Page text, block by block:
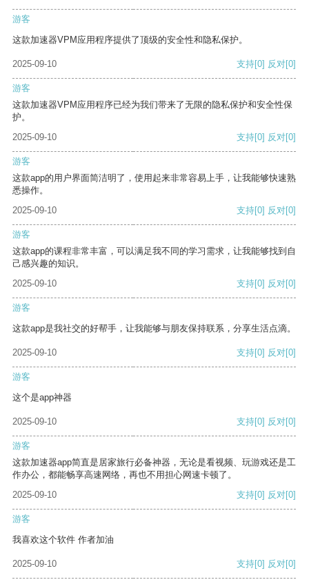
游客
这款加速器VPM应用程序提供了顶级的安全性和隐私保护。
2025-09-10 支持[0] 反对[0]
游客
这款加速器VPM应用程序已经为我们带来了无限的隐私保护和安全性保
护。
2025-09-10
支持[0] 反对[0]
游客
这款app的用户界面简洁明了，使用起来非常容易上手，让我能够快速熟
悉操作。
2025-09-10
支持[0] 反对[0]
游客
这款app的课程非常丰富，可以满足我不同的学习需求，让我能够找到自
己感兴趣的知识。
2025-09-10
支持[0] 反对[0]
游客
这款app是我社交的好帮手，让我能够与朋友保持联系，分享生活点滴。
2025-09-10 支持[0] 反对[0]
游客
这个是app神器
2025-09-10 支持[0] 反对[0]
游客
这款加速器app简直是居家旅行必备神器，无论是看视频、玩游戏还是工
作办公，都能畅享高速网络，再也不用担心网速卡顿了。
2025-09-10
支持[0] 反对[0]
游客
我喜欢这个软件 作者加油
2025-09-10 支持[0] 反对[0]